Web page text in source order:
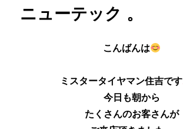
ニューテック 。
こんばんは
ミスタータイヤマン住吉です
今日も朝から
たくさんのお客さんが